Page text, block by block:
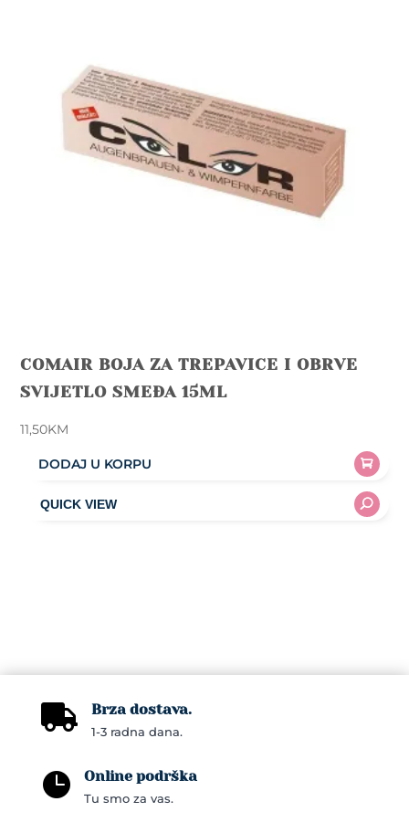
COMAIR BOJA ZA TREPAVICE I OBRVE
SVIJETLO SMEĐA 15ML
11,50KM
DODAJ U KORPU
 Brza dostava.
1-3 radna dana.
 Online podrška
Tu smo za vas.